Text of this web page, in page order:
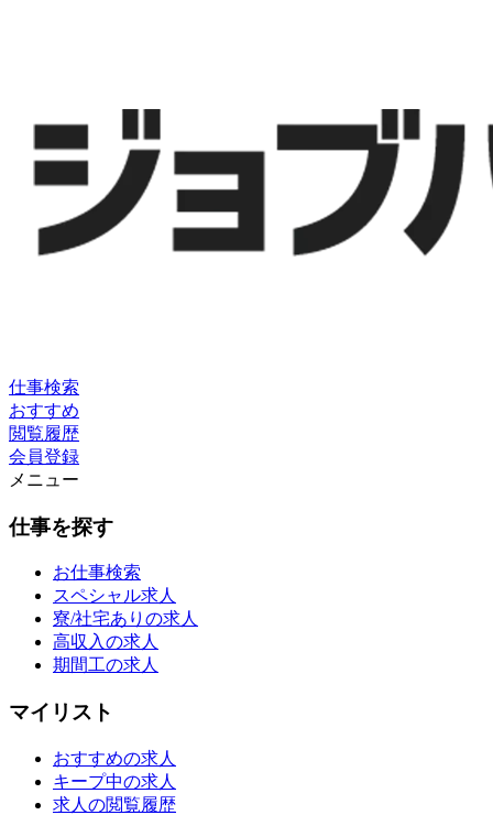
仕事検索
おすすめ
閲覧履歴
会員登録
メニュー
仕事を探す
お仕事検索
スペシャル求人
寮/社宅ありの求人
高収入の求人
期間工の求人
マイリスト
おすすめの求人
キープ中の求人
求人の閲覧履歴